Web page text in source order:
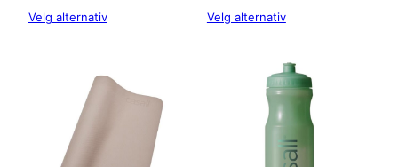
Velg alternativ Velg alternativ